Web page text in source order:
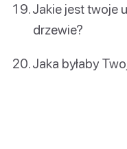
Jakie jest twoje
drzewie?
Jaka byłaby